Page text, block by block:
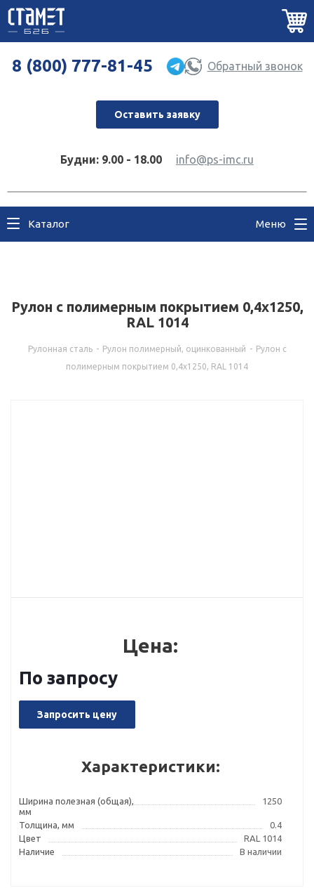
8 (800) 777-81-45 Обратный звонок
Оставить заявку
Будни: 9.00 - 18.00 info@ps-imc.ru
Каталог Меню
Рулон с полимерным покрытием 0,4х1250,
RAL 1014
Рулонная сталь - Рулон полимерный, оцинкованный - Рулон с
полимерным покрытием 0,4х1250, RAL 1014
Цена:
По запросу
Запросить цену
Характеристики:
Ширина полезная (общая),
мм
1250
Толщина, мм
0.4
Цвет
RAL 1014
Наличие
В наличии